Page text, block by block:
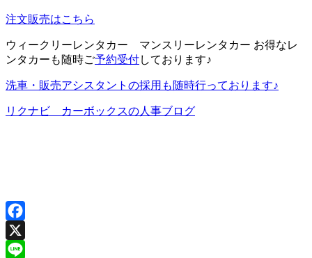
注文販売はこちら
ウィークリーレンタカー マンスリーレンタカー お得なレ
ンタカーも随時ご予約受付しております♪
洗車・販売アシスタントの採用も随時行っております♪
リクナビ カーボックスの人事ブログ
Facebook
X